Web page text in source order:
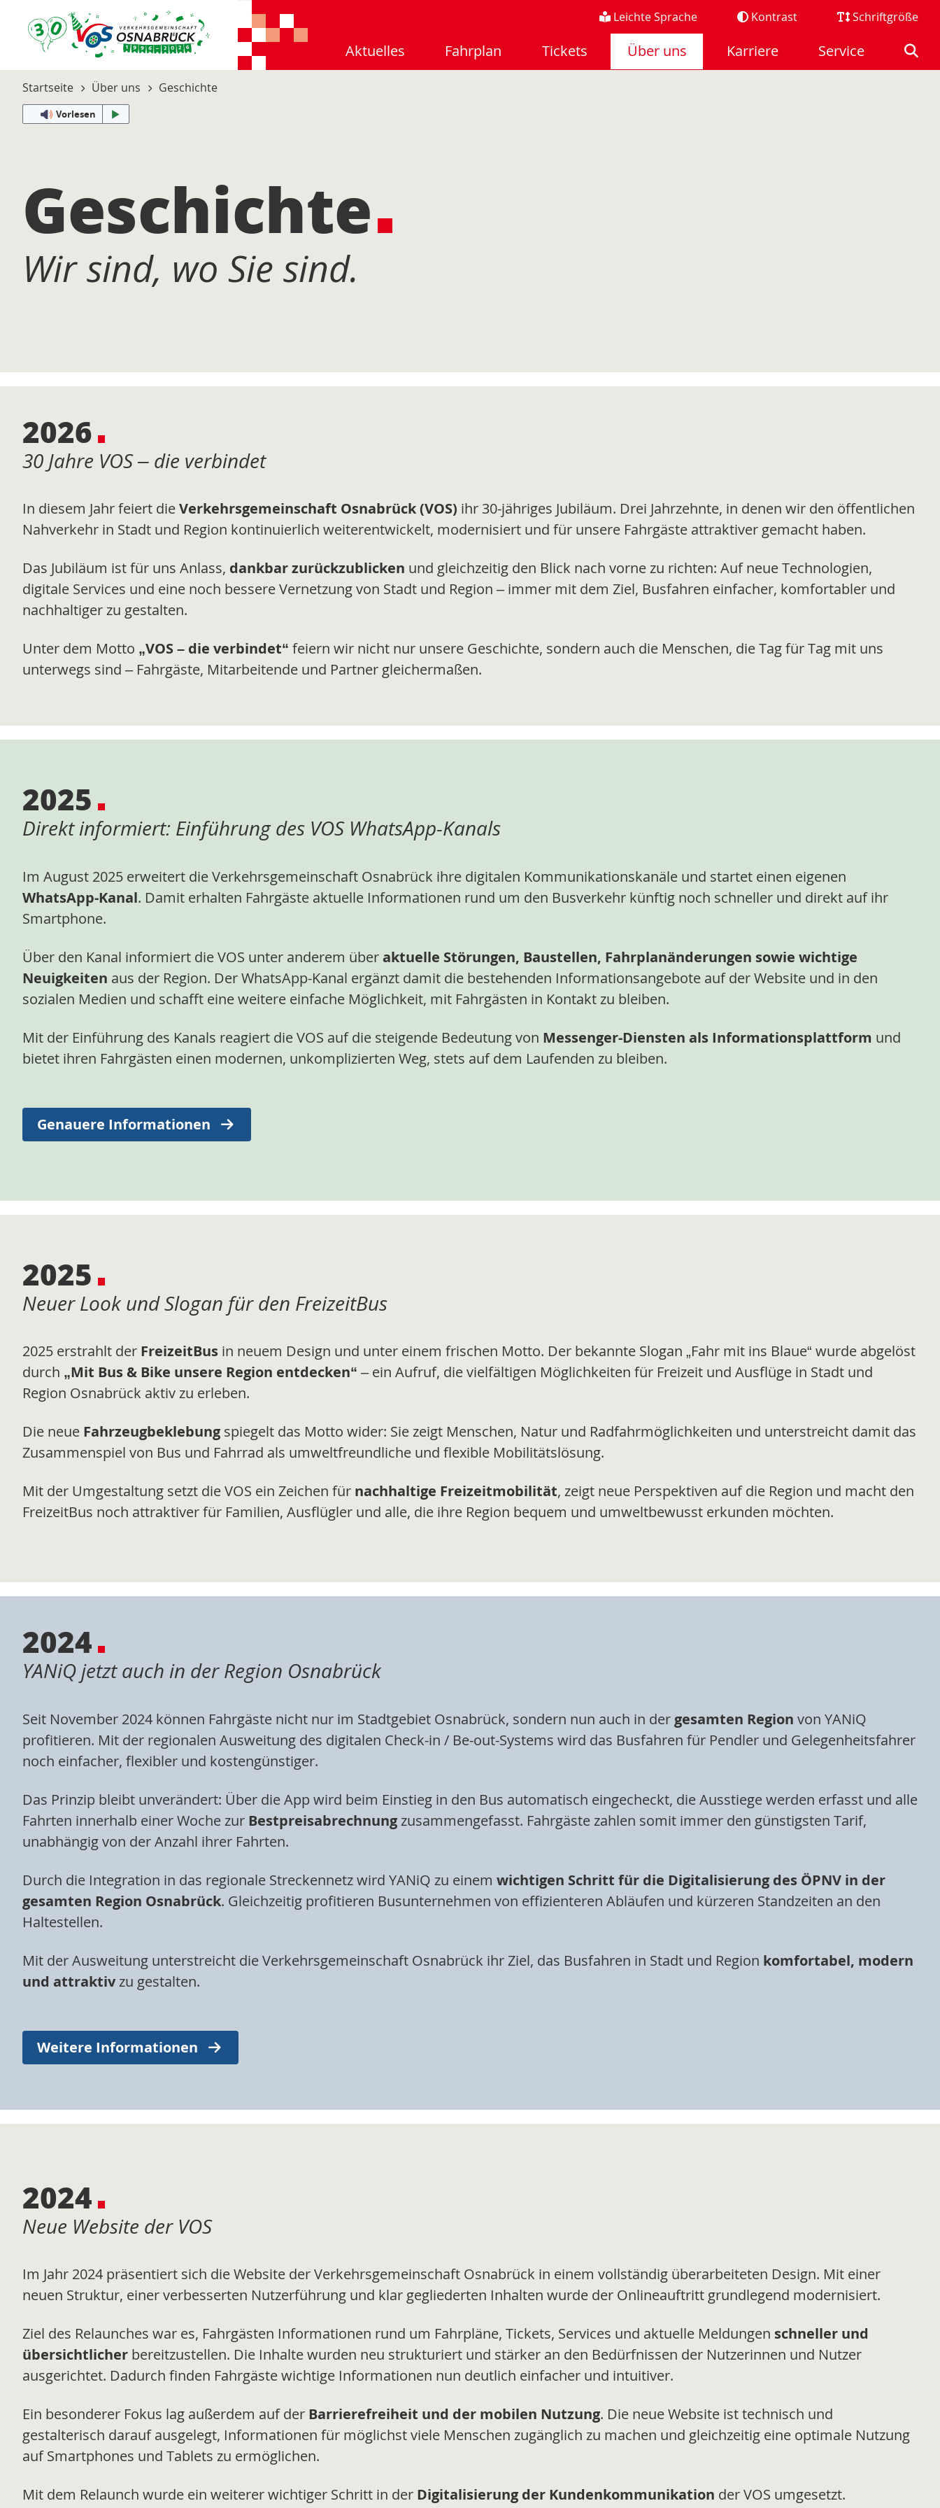
Leichte Sprache Kontrast Schriftgröße
Aktuelles Fahrplan Tickets Über uns Karriere Service
Startseite Über uns Geschichte
Vorlesen
Geschichte
Wir sind, wo Sie sind.
2026
30 Jahre VOS – die verbindet
In diesem Jahr feiert dieVerkehrsgemeinschaft Osnabrück (VOS) ihr 30-jähriges Jubiläum. Drei Jahrzehnte, in denen wir den öffentlichen
Nahverkehr in Stadt und Region kontinuierlich weiterentwickelt, modernisiert und für unsere Fahrgäste attraktiver gemacht haben.
Das Jubiläum ist für uns Anlass, dankbar zurückzublicken und gleichzeitig den Blick nach vorne zu richten: Auf neue Technologien,
digitale Services und eine noch bessere Vernetzung von Stadt und Region – immer mit dem Ziel, Busfahren einfacher, komfortabler und
nachhaltiger zu gestalten.
Unter dem Motto „VOS – die verbindet“ feiern wir nicht nur unsere Geschichte, sondern auch die Menschen, die Tag für Tag mit uns
unterwegs sind – Fahrgäste, Mitarbeitende und Partner gleichermaßen.
2025
Direkt informiert: Einführung des VOS WhatsApp-Kanals
Im August 2025 erweitert die Verkehrsgemeinschaft Osnabrück ihre digitalen Kommunikationskanäle und startet einen eigenen
WhatsApp-Kanal. Damit erhalten Fahrgäste aktuelle Informationen rund um den Busverkehr künftig noch schneller und direkt auf ihr
Smartphone.
Über den Kanal informiert die VOS unter anderem überaktuelle Störungen, Baustellen, Fahrplanänderungen sowie wichtige
Neuigkeiten aus der Region. Der WhatsApp-Kanal ergänzt damit die bestehenden Informationsangebote auf der Website und in den
sozialen Medien und schafft eine weitere einfache Möglichkeit, mit Fahrgästen in Kontakt zu bleiben.
Mit der Einführung des Kanals reagiert die VOS auf die steigende Bedeutung von Messenger-Diensten als Informationsplattform und
bietet ihren Fahrgästen einen modernen, unkomplizierten Weg, stets auf dem Laufenden zu bleiben.
Genauere Informationen
2025
Neuer Look und Slogan für den FreizeitBus
2025 erstrahlt der FreizeitBus in neuem Design und unter einem frischen Motto. Der bekannte Slogan „Fahr mit ins Blaue“ wurde abgelöst
durch „Mit Bus & Bike unsere Region entdecken“ – ein Aufruf, die vielfältigen Möglichkeiten für Freizeit und Ausflüge in Stadt und
Region Osnabrück aktiv zu erleben.
Die neue Fahrzeugbeklebung spiegelt das Motto wider: Sie zeigt Menschen, Natur und Radfahrmöglichkeiten und unterstreicht damit das
Zusammenspiel von Bus und Fahrrad als umweltfreundliche und flexible Mobilitätslösung.
Mit der Umgestaltung setzt die VOS ein Zeichen für nachhaltige Freizeitmobilität, zeigt neue Perspektiven auf die Region und macht den
FreizeitBus noch attraktiver für Familien, Ausflügler und alle, die ihre Region bequem und umweltbewusst erkunden möchten.
2024
YANiQ jetzt auch in der Region Osnabrück
Seit November 2024 können Fahrgäste nicht nur im Stadtgebiet Osnabrück, sondern nun auch in der gesamten Region von YANiQ
profitieren. Mit der regionalen Ausweitung des digitalen Check-in / Be-out-Systems wird das Busfahren für Pendler und Gelegenheitsfahrer
noch einfacher, flexibler und kostengünstiger.
Das Prinzip bleibt unverändert: Über die App wird beim Einstieg in den Bus automatisch eingecheckt, die Ausstiege werden erfasst und alle
Fahrten innerhalb einer Woche zur Bestpreisabrechnungzusammengefasst. Fahrgäste zahlen somit immer den günstigsten Tarif,
unabhängig von der Anzahl ihrer Fahrten.
Durch die Integration in das regionale Streckennetz wird YANiQ zu einem wichtigen Schritt für die Digitalisierung des ÖPNV in der
gesamten Region Osnabrück. Gleichzeitig profitieren Busunternehmen von effizienteren Abläufen und kürzeren Standzeiten an den
Haltestellen.
Mit der Ausweitung unterstreicht die Verkehrsgemeinschaft Osnabrück ihr Ziel, das Busfahren in Stadt und Region komfortabel, modern
und attraktivzu gestalten.
Weitere Informationen
2024
Neue Website der VOS
Im Jahr 2024 präsentiert sich die Website der Verkehrsgemeinschaft Osnabrück in einem vollständig überarbeiteten Design. Mit einer
neuen Struktur, einer verbesserten Nutzerführung und klar gegliederten Inhalten wurde der Onlineauftritt grundlegend modernisiert.
Ziel des Relaunches war es, Fahrgästen Informationen rund um Fahrpläne, Tickets, Services und aktuelle Meldungen schneller und
übersichtlicher bereitzustellen. Die Inhalte wurden neu strukturiert und stärker an den Bedürfnissen der Nutzerinnen und Nutzer
ausgerichtet. Dadurch finden Fahrgäste wichtige Informationen nun deutlich einfacher und intuitiver.
Ein besonderer Fokus lag außerdem auf der Barrierefreiheit und der mobilen Nutzung. Die neue Website ist technisch und
gestalterisch darauf ausgelegt, Informationen für möglichst viele Menschen zugänglich zu machen und gleichzeitig eine optimale Nutzung
auf Smartphones und Tablets zu ermöglichen.
Mit dem Relaunch wurde ein weiterer wichtiger Schritt in der Digitalisierung der Kundenkommunikation der VOS umgesetzt.